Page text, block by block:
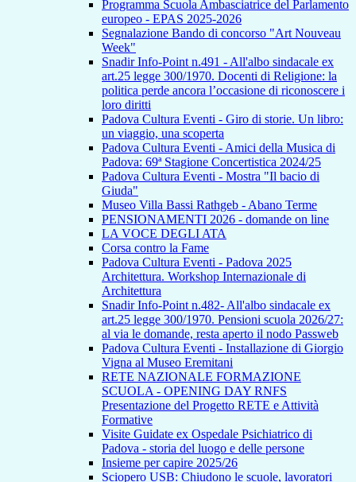
Programma Scuola Ambasciatrice del Parlamento
europeo - EPAS 2025-2026
Segnalazione Bando di concorso "Art Nouveau
Week"
Snadir Info-Point n.491 - All'albo sindacale ex
art.25 legge 300/1970. Docenti di Religione: la
politica perde ancora l’occasione di riconoscere i
loro diritti
Padova Cultura Eventi - Giro di storie. Un libro:
un viaggio, una scoperta
Padova Cultura Eventi - Amici della Musica di
Padova: 69ª Stagione Concertistica 2024/25
Padova Cultura Eventi - Mostra "Il bacio di
Giuda"
Museo Villa Bassi Rathgeb - Abano Terme
PENSIONAMENTI 2026 - domande on line
LA VOCE DEGLI ATA
Corsa contro la Fame
Padova Cultura Eventi - Padova 2025
Architettura. Workshop Internazionale di
Architettura
Snadir Info-Point n.482- All'albo sindacale ex
art.25 legge 300/1970. Pensioni scuola 2026/27:
al via le domande, resta aperto il nodo Passweb
Padova Cultura Eventi - Installazione di Giorgio
Vigna al Museo Eremitani
RETE NAZIONALE FORMAZIONE
SCUOLA - OPENING DAY RNFS
Presentazione del Progetto RETE e Attività
Formative
Visite Guidate ex Ospedale Psichiatrico di
Padova - storia del luogo e delle persone
Insieme per capire 2025/26
Sciopero USB: Chiudono le scuole, lavoratori